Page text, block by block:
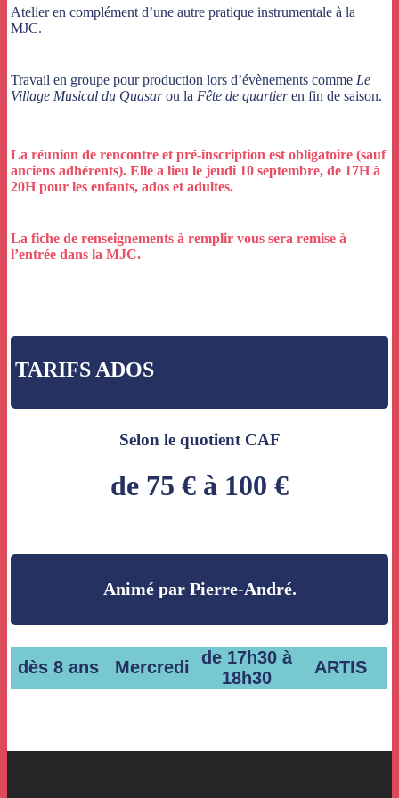
Atelier en complément d’une autre pratique instrumentale à la
MJC.
Travail en groupe pour production lors d’évènements commeLe
Village Musical du Quasarou laFête de quartieren fin de saison.
La réunion de rencontre et pré-inscription est obligatoire (sauf
anciens adhérents).Elle a lieu le jeudi 10 septembre, de 17H à
20H pour les enfants, ados et adultes.
La fiche de renseignements à remplir vous sera remise à
l’entrée dans la MJC.
TARIFS ADOS
Selon le quotient CAF
de 75 € à 100 €
Animé par Pierre-André.
dès 8 ans Mercredi
de 17h30 à
18h30
ARTIS